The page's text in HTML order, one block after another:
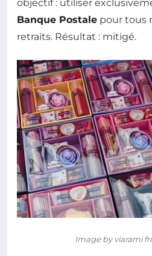
objectif : utiliser
Banque Postale pour tous
retraits. Résultat : mitigé.
Image by viarami